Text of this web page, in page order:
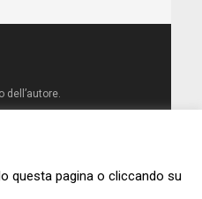
questa pagina o cliccando su